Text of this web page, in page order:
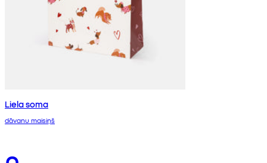
Liela soma
dāvanu maisiņš